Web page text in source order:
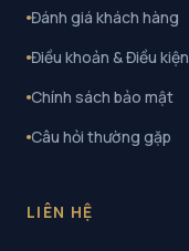
Đánh giá khách hàng
Điều khoản & Điều kiện
Chính sách bảo mật
Câu hỏi thường gặp
LIÊN HỆ